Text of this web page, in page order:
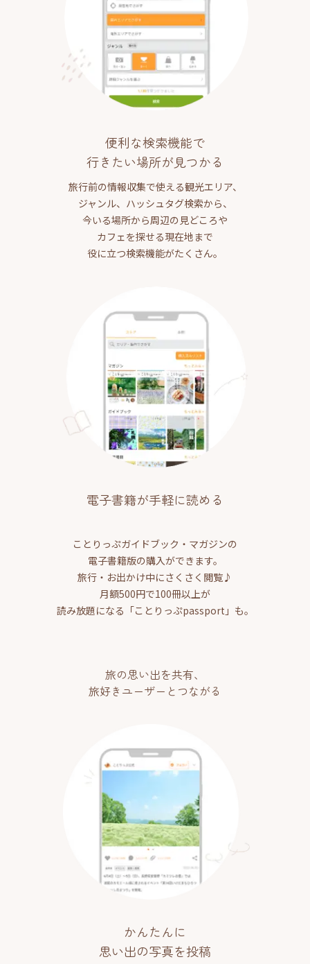
便利な検索機能で
行きたい場所が見つかる
旅行前の情報収集で使える観光エリア、
ジャンル、ハッシュタグ検索から、
今いる場所から周辺の見どころや
カフェを探せる現在地まで
役に立つ検索機能がたくさん。
電子書籍が手軽に読める
ことりっぷガイドブック・マガジンの
電子書籍版の購入ができます。
旅行・お出かけ中にさくさく閲覧♪
月額500円で100冊以上が
読み放題になる「ことりっぷpassport」も。
旅の思い出を共有、
旅好きユーザーとつながる
かんたんに
思い出の写真を投稿